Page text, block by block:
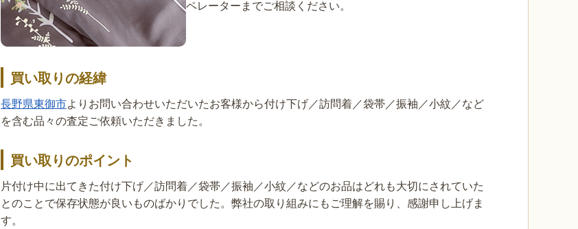
ペレーターまでご相談ください。
買い取りの経緯
長野県東御市よりお問い合わせいただいたお客様から付け下げ／訪問着／袋帯／振袖／小紋／など
を含む品々の査定ご依頼いただきました。
買い取りのポイント
片付け中に出てきた付け下げ／訪問着／袋帯／振袖／小紋／などのお品はどれも大切にされていた
とのことで保存状態が良いものばかりでした。弊社の取り組みにもご理解を賜り、感謝申し上げま
す。